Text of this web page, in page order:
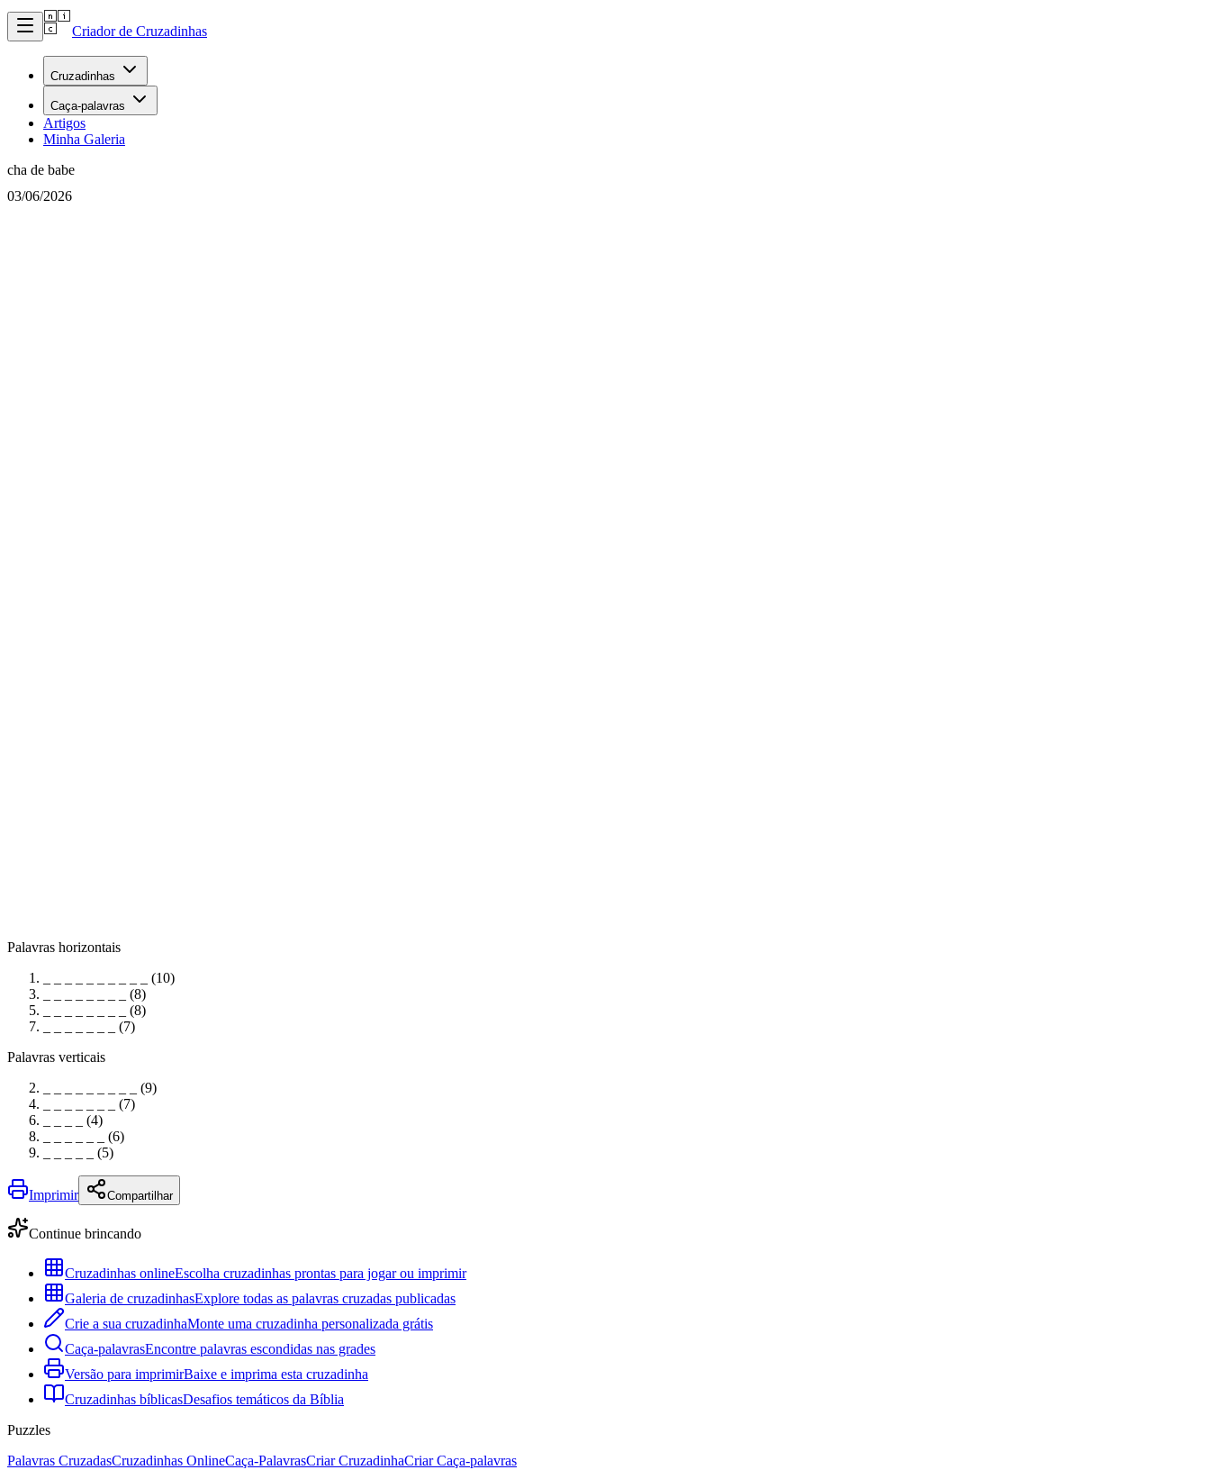
Criador de Cruzadinhas
Cruzadinhas
Caça-palavras
Artigos
Minha Galeria
cha de babe
03/06/2026
Palavras horizontais
_ _ _ _ _ _ _ _ _ _ (10)
_ _ _ _ _ _ _ _ (8)
_ _ _ _ _ _ _ _ (8)
_ _ _ _ _ _ _ (7)
Palavras verticais
_ _ _ _ _ _ _ _ _ (9)
_ _ _ _ _ _ _ (7)
_ _ _ _ (4)
_ _ _ _ _ _ (6)
_ _ _ _ _ (5)
Imprimir Compartilhar
Continue brincando
Cruzadinhas onlineEscolha cruzadinhas prontas para jogar ou imprimir
Galeria de cruzadinhasExplore todas as palavras cruzadas publicadas
Crie a sua cruzadinhaMonte uma cruzadinha personalizada grátis
Caça-palavrasEncontre palavras escondidas nas grades
Versão para imprimirBaixe e imprima esta cruzadinha
Cruzadinhas bíblicasDesafios temáticos da Bíblia
Puzzles
Palavras CruzadasCruzadinhas OnlineCaça-PalavrasCriar CruzadinhaCriar Caça-palavras